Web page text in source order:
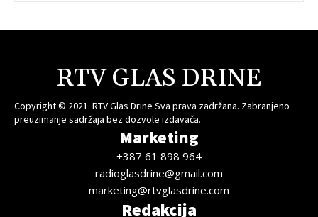
RTV GLAS DRINE
Copyright © 2021. RTV Glas Drine Sva prava zadržana. Zabranjeno
preuzimanje sadržaja bez dozvole izdavača.
Marketing
+387 61 898 964
radioglasdrine@gmail.com
marketing@rtvglasdrine.com
Redakcija